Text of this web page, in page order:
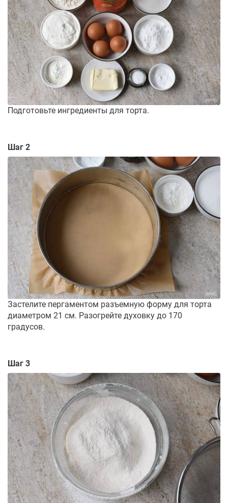
Подготовьте ингредиенты для торта.
Шаг 2
Застелите пергаментом разъемную форму для торта
диаметром 21 см. Разогрейте духовку до 170
градусов.
Шаг 3